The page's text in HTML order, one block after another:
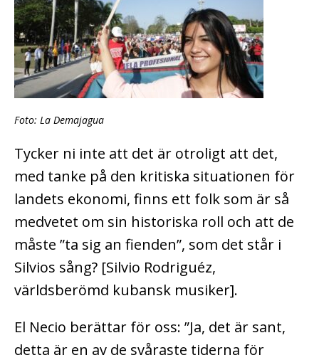
Foto: La Demajagua
Tycker ni inte att det är otroligt att det,
med tanke på den kritiska situationen för
landets ekonomi, finns ett folk som är så
medvetet om sin historiska roll och att de
måste ”ta sig an fienden”, som det står i
Silvios sång? [Silvio Rodriguéz,
världsberömd kubansk musiker].
El Necio berättar för oss: ”Ja, det är sant,
detta är en av de svåraste tiderna för